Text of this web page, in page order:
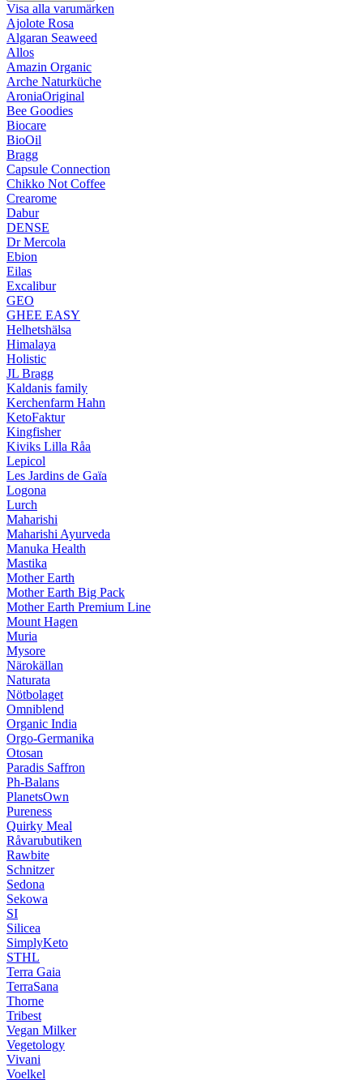
Visa alla varumärken
Ajolote Rosa
Algaran Seaweed
Allos
Amazin Organic
Arche Naturküche
AroniaOriginal
Bee Goodies
Biocare
BioOil
Bragg
Capsule Connection
Chikko Not Coffee
Crearome
Dabur
DENSE
Dr Mercola
Ebion
Eilas
Excalibur
GEO
GHEE EASY
Helhetshälsa
Himalaya
Holistic
JL Bragg
Kaldanis family
Kerchenfarm Hahn
KetoFaktur
Kingfisher
Kiviks Lilla Råa
Lepicol
Les Jardins de Gaïa
Logona
Lurch
Maharishi
Maharishi Ayurveda
Manuka Health
Mastika
Mother Earth
Mother Earth Big Pack
Mother Earth Premium Line
Mount Hagen
Muria
Mysore
Närokällan
Naturata
Nötbolaget
Omniblend
Organic India
Orgo-Germanika
Otosan
Paradis Saffron
Ph-Balans
PlanetsOwn
Pureness
Quirky Meal
Råvarubutiken
Rawbite
Schnitzer
Sedona
Sekowa
SI
Silicea
SimplyKeto
STHL
Terra Gaia
TerraSana
Thorne
Tribest
Vegan Milker
Vegetology
Vivani
Voelkel